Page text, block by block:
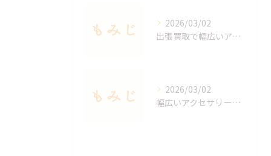
2026/03/02
出張買取で幅広いアクセサリーを適正査定する秘訣
2026/03/02
幅広いアクセサリーを出張買取で手軽に査定する方法